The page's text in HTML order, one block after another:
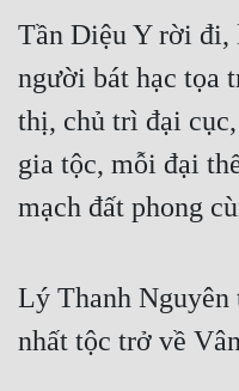
Xa Lộ Dịch
Cổ Tiên Hiệp
Cổ Đại
Tần Diệu Y rời đi,
người bát hạc tọa
thị, chủ trì đại
gia tộc, mỗi đại
mạch đất phong
Lý Thanh
nhất tộc trở về